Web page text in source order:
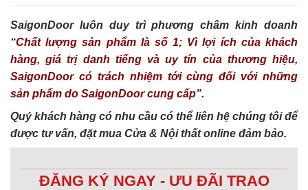
SaigonDoor luôn duy trì phương châm kinh doanh
“Chất lượng sản phẩm là số 1; Vì lợi ích của khách
hàng, giá trị danh tiếng và uy tín của thương hiệu,
SaigonDoor có trách nhiệm tới cùng đối với những
sản phẩm do SaigonDoor cung cấp”.
Quý khách hàng có nhu cầu có thể liên hệ chúng tôi để
được tư vấn, đặt mua Cửa & Nội thất online đảm bảo.
ĐĂNG KÝ NGAY - ƯU ĐÃI TRAO